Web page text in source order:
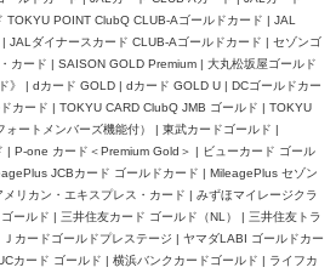
POINT ClubQ CLUB-Aゴールドカード | JAL
JALダイナースカード CLUB-Aゴールドカード | セゾンゴ
カード | SAISON GOLD Premium | 大丸松坂屋ゴールド
》 | dカード GOLD | dカード GOLD U | DCゴールドカー
カード | TOKYU CARD ClubQ JMB ゴールド | TOKYU
ートメンバーズ機能付） | 東武カードゴールド |
| P-one カード＜Premium Gold＞ | ビューカード ゴール
JCBカード ゴールドカード | MileagePlus セゾン
リカン・エキスプレス・カード | みずほマイレージクラ
ールド | 三井住友カード ゴールド（NL） | 三井住友トラ
カードゴールドプレステージ | ヤマダLABI ゴールドカー
カード ゴールド | 横浜バンクカードゴールド | ライフカ